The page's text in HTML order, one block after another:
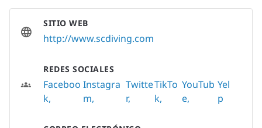
SITIO WEB
http://www.scdiving.com
REDES SOCIALES
Faceboo
k
Instagra
m
Twitte
r
TikTo
k
YouTub
e
Yel
p